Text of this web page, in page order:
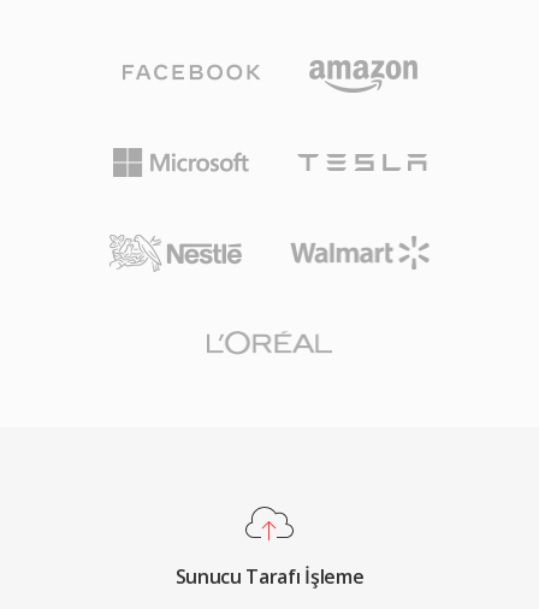
oynatılamasa da dönüştürme programları ve
SoX ses araç seti bunları WAV veya AIFF gibi
sentez meraklıları ve örnek kütüphanesi
olmaya devam etmektedir.
dinleme hem de profesyonel arşivleme için
güçlü yönlerinden biridir — kodek, ağır CPU
talepleri olmadan hızlı kodlama ve kod çözme
kalır. Dosya yapısı ID3v1, ID3v2 ve APEv2 üst
taşınabilir oynatıcıda donanım desteği
benimsemesini ve üçüncü taraf
yeni kodekler kayıpsız ses alanında daha büyük
Sunucu Tarafı İşleme